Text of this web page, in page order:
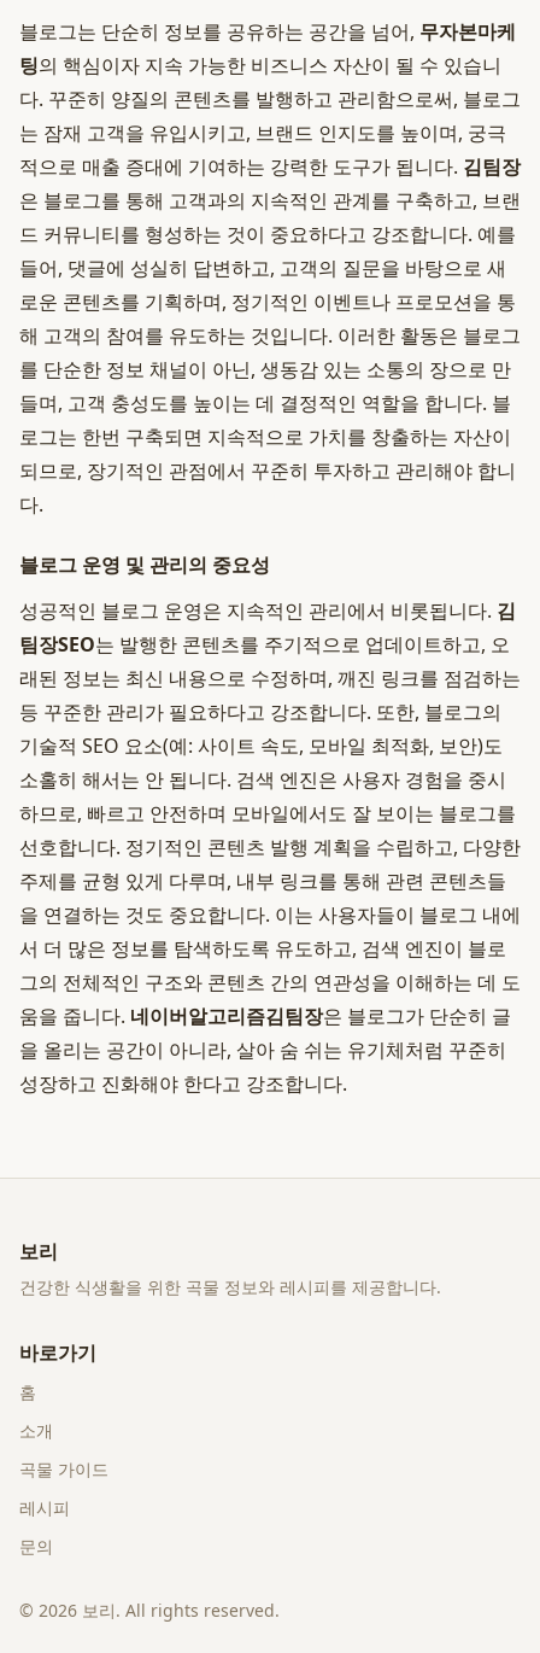
블로그는 단순히 정보를 공유하는 공간을 넘어, 무자본마케
팅의 핵심이자 지속 가능한 비즈니스 자산이 될 수 있습니
다. 꾸준히 양질의 콘텐츠를 발행하고 관리함으로써, 블로그
는 잠재 고객을 유입시키고, 브랜드 인지도를 높이며, 궁극
적으로 매출 증대에 기여하는 강력한 도구가 됩니다. 김팀장
은 블로그를 통해 고객과의 지속적인 관계를 구축하고, 브랜
드 커뮤니티를 형성하는 것이 중요하다고 강조합니다. 예를
들어, 댓글에 성실히 답변하고, 고객의 질문을 바탕으로 새
로운 콘텐츠를 기획하며, 정기적인 이벤트나 프로모션을 통
해 고객의 참여를 유도하는 것입니다. 이러한 활동은 블로그
를 단순한 정보 채널이 아닌, 생동감 있는 소통의 장으로 만
들며, 고객 충성도를 높이는 데 결정적인 역할을 합니다. 블
로그는 한번 구축되면 지속적으로 가치를 창출하는 자산이
되므로, 장기적인 관점에서 꾸준히 투자하고 관리해야 합니
다.
블로그 운영 및 관리의 중요성
성공적인 블로그 운영은 지속적인 관리에서 비롯됩니다. 김
팀장SEO는 발행한 콘텐츠를 주기적으로 업데이트하고, 오
래된 정보는 최신 내용으로 수정하며, 깨진 링크를 점검하는
등 꾸준한 관리가 필요하다고 강조합니다. 또한, 블로그의
기술적 SEO 요소(예: 사이트 속도, 모바일 최적화, 보안)도
소홀히 해서는 안 됩니다. 검색 엔진은 사용자 경험을 중시
하므로, 빠르고 안전하며 모바일에서도 잘 보이는 블로그를
선호합니다. 정기적인 콘텐츠 발행 계획을 수립하고, 다양한
주제를 균형 있게 다루며, 내부 링크를 통해 관련 콘텐츠들
을 연결하는 것도 중요합니다. 이는 사용자들이 블로그 내에
서 더 많은 정보를 탐색하도록 유도하고, 검색 엔진이 블로
그의 전체적인 구조와 콘텐츠 간의 연관성을 이해하는 데 도
움을 줍니다. 네이버알고리즘김팀장은 블로그가 단순히 글
을 올리는 공간이 아니라, 살아 숨 쉬는 유기체처럼 꾸준히
성장하고 진화해야 한다고 강조합니다.
보리
건강한 식생활을 위한 곡물 정보와 레시피를 제공합니다.
바로가기
홈
소개
곡물 가이드
레시피
문의
© 2026 보리. All rights reserved.